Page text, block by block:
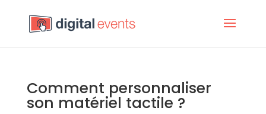
Comment personnaliser
son matériel tactile ?